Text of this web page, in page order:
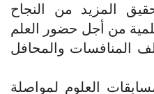
المزيد من النجاح
من أجل حضور العلم
المنافسات والمحافل
العلوم لمواصلة